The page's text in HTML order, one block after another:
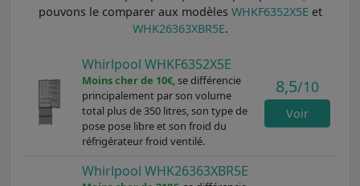
pouvons le comparer aux modèles WHKF6352X5E et
WHK26363XBR5E.
Whirlpool WHKF6352X5E
Moins cher de 10€, se différencie
principalement par son volume
total plus de 350 litres, son type de
pose pose libre et son froid du
réfrigérateur froid ventilé.
8,5/10
Voir
Whirlpool WHK26363XBR5E